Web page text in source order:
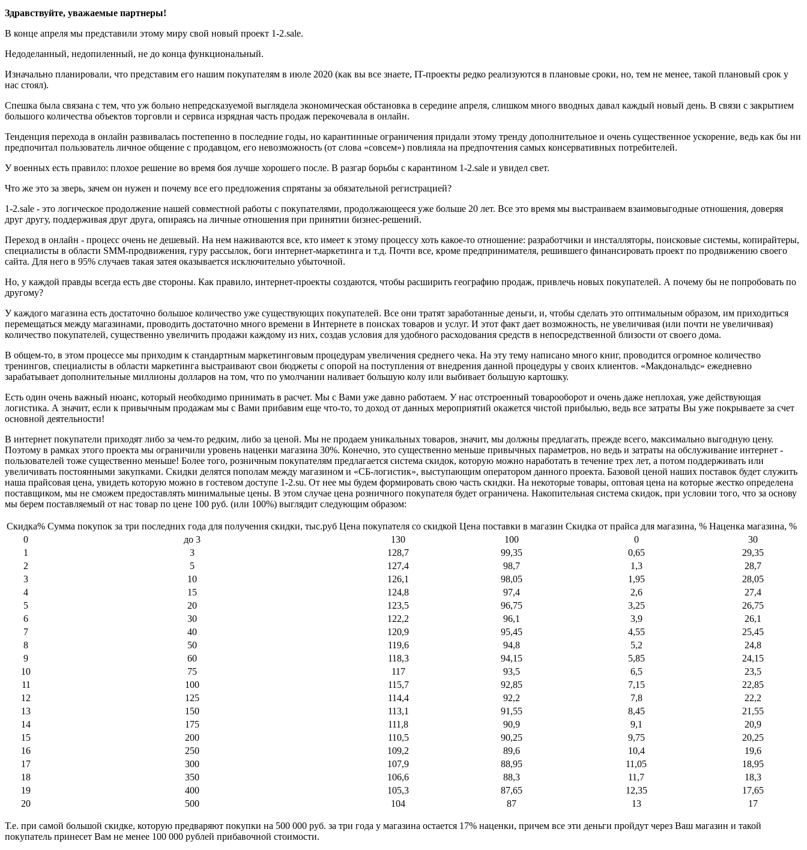
Здравствуйте, уважаемые партнеры!
В конце апреля мы представили этому миру свой новый проект 1-2.sale.
Недоделанный, недопиленный, не до конца функциональный.
Изначально планировали, что представим его нашим покупателям в июле 2020 (как вы все знаете, IT-проекты редко реализуются в плановые сроки, но, тем не менее, такой плановый срок у
нас стоял).
Спешка была связана с тем, что уж больно непредсказуемой выглядела экономическая обстановка в середине апреля, слишком много вводных давал каждый новый день. В связи с закрытием
большого количества объектов торговли и сервиса изрядная часть продаж перекочевала в онлайн.
Тенденция перехода в онлайн развивалась постепенно в последние годы, но карантинные ограничения придали этому тренду дополнительное и очень существенное ускорение, ведь как бы ни
предпочитал пользователь личное общение с продавцом, его невозможность (от слова «совсем») повлияла на предпочтения самых консервативных потребителей.
У военных есть правило: плохое решение во время боя лучше хорошего после. В разгар борьбы с карантином 1-2.sale и увидел свет.
Что же это за зверь, зачем он нужен и почему все его предложения спрятаны за обязательной регистрацией?
1-2.sale - это логическое продолжение нашей совместной работы с покупателями, продолжающееся уже больше 20 лет. Все это время мы выстраиваем взаимовыгодные отношения, доверяя
друг другу, поддерживая друг друга, опираясь на личные отношения при принятии бизнес-решений.
Переход в онлайн - процесс очень не дешевый. На нем наживаются все, кто имеет к этому процессу хоть какое-то отношение: разработчики и инсталляторы, поисковые системы, копирайтеры,
специалисты в области SMM-продвижения, гуру рассылок, боги интернет-маркетинга и т.д. Почти все, кроме предпринимателя, решившего финансировать проект по продвижению своего
сайта. Для него в 95% случаев такая затея оказывается исключительно убыточной.
Но, у каждой правды всегда есть две стороны. Как правило, интернет-проекты создаются, чтобы расширить географию продаж, привлечь новых покупателей. А почему бы не попробовать по
другому?
У каждого магазина есть достаточно большое количество уже существующих покупателей. Все они тратят заработанные деньги, и, чтобы сделать это оптимальным образом, им приходиться
перемещаться между магазинами, проводить достаточно много времени в Интернете в поисках товаров и услуг. И этот факт дает возможность, не увеличивая (или почти не увеличивая)
количество покупателей, существенно увеличить продажи каждому из них, создав условия для удобного расходования средств в непосредственной близости от своего дома.
В общем-то, в этом процессе мы приходим к стандартным маркетинговым процедурам увеличения среднего чека. На эту тему написано много книг, проводится огромное количество
тренингов, специалисты в области маркетинга выстраивают свои бюджеты с опорой на поступления от внедрения данной процедуры у своих клиентов. «Макдональдс» ежедневно
зарабатывает дополнительные миллионы долларов на том, что по умолчании наливает большую колу или выбивает большую картошку.
Есть один очень важный нюанс, который необходимо принимать в расчет. Мы с Вами уже давно работаем. У нас отстроенный товарооборот и очень даже неплохая, уже действующая
логистика. А значит, если к привычным продажам мы с Вами прибавим еще что-то, то доход от данных мероприятий окажется чистой прибылью, ведь все затраты Вы уже покрываете за счет
основной деятельности!
В интернет покупатели приходят либо за чем-то редким, либо за ценой. Мы не продаем уникальных товаров, значит, мы должны предлагать, прежде всего, максимально выгодную цену.
Поэтому в рамках этого проекта мы ограничили уровень наценки магазина 30%. Конечно, это существенно меньше привычных параметров, но ведь и затраты на обслуживание интернет -
пользователей тоже существенно меньше! Более того, розничным покупателям предлагается система скидок, которую можно наработать в течение трех лет, а потом поддерживать или
увеличивать постоянными закупками. Скидки делятся пополам между магазином и «СБ-логистик», выступающим оператором данного проекта. Базовой ценой наших поставок будет служить
наша прайсовая цена, увидеть которую можно в гостевом доступе 1-2.su. От нее мы будем формировать свою часть скидки. На некоторые товары, оптовая цена на которые жестко определена
поставщиком, мы не сможем предоставлять минимальные цены. В этом случае цена розничного покупателя будет ограничена. Накопительная система скидок, при условии того, что за основу
мы берем поставляемый от нас товар по цене 100 руб. (или 100%) выглядит следующим образом:
Скидка% Сумма покупок за три последних года для получения скидки, тыс.руб Цена покупателя со скидкой Цена поставки в магазин Скидка от прайса для магазина, % Наценка магазина, %
0
до 3 130 100 0
30
1
3 128,7 99,35 0,65
29,35
2
5 127,4 98,7 1,3
28,7
3
10 126,1 98,05 1,95
28,05
4
15 124,8 97,4 2,6
27,4
5
20 123,5 96,75 3,25
26,75
6
30 122,2 96,1 3,9
26,1
7
40 120,9 95,45 4,55
25,45
8
50 119,6 94,8 5,2
24,8
9
60 118,3 94,15 5,85
24,15
10
75 117 93,5 6,5
23,5
11
100 115,7 92,85 7,15
22,85
12
125 114,4 92,2 7,8
22,2
13
150 113,1 91,55 8,45
21,55
14
175 111,8 90,9 9,1
20,9
15
200 110,5 90,25 9,75
20,25
16
250 109,2 89,6 10,4
19,6
17
300 107,9 88,95 11,05
18,95
18
350 106,6 88,3 11,7
18,3
19
400 105,3 87,65 12,35
17,65
20
500 104 87 13 17
Т.е. при самой большой скидке, которую предваряют покупки на 500 000 руб. за три года у магазина остается 17% наценки, причем все эти деньги пройдут через Ваш магазин и такой
покупатель принесет Вам не менее 100 000 рублей прибавочной стоимости.